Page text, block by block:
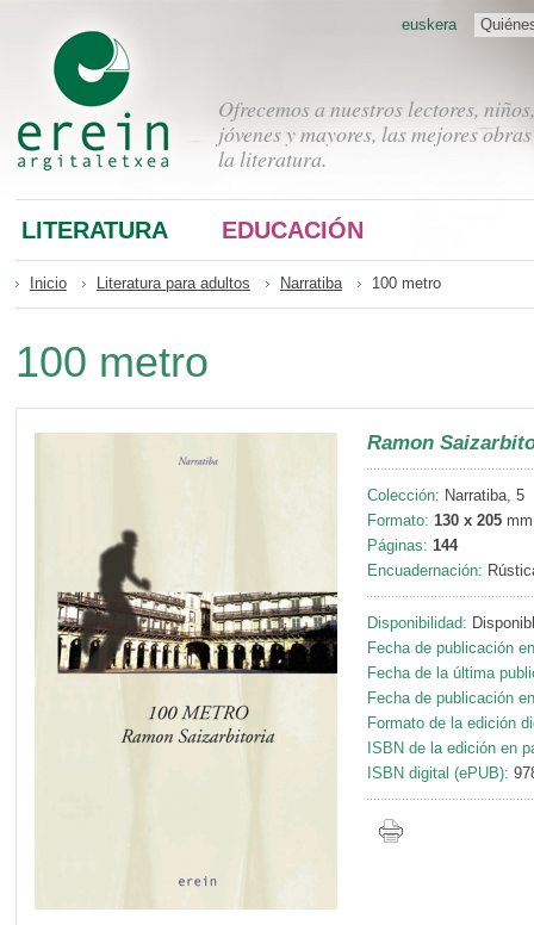
Ofrecemos a nuestros lectores, niños,
jóvenes y mayores, las mejores
la literatura.
euskera
LITERATURA EDUCACIÓN
Inicio Literatura para adultos Narratiba 100 metro
100 metro
Ramon
Colección: Narratiba, 5
Formato: 130 x 205 mm
Páginas: 144
Encuadernación:
Disponibilidad:
Fecha de publicación
Fecha de la última
Fecha de publicación
Formato de la edición
ISBN de la edición en
ISBN digital (ePUB):